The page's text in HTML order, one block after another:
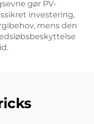
gør PV-
investering,
mens den